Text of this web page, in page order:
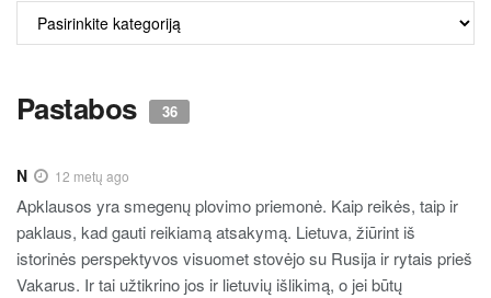
ALKO
TURINYS
Pastabos 36
N 12 metų ago
Apklausos yra smegenų plovimo priemonė. Kaip reikės, taip ir
paklaus, kad gauti reikiamą atsakymą. Lietuva, žiūrint iš
istorinės perspektyvos visuomet stovėjo su Rusija ir rytais prieš
Vakarus. Ir tai užtikrino jos ir lietuvių išlikimą, o jei būtų